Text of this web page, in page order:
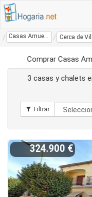
Casas Amuebladas Villanueva De Algaidas Cerca de
Comprar Casas
3 casas y chalets en venta amuebladas villanueva de
324.900 €